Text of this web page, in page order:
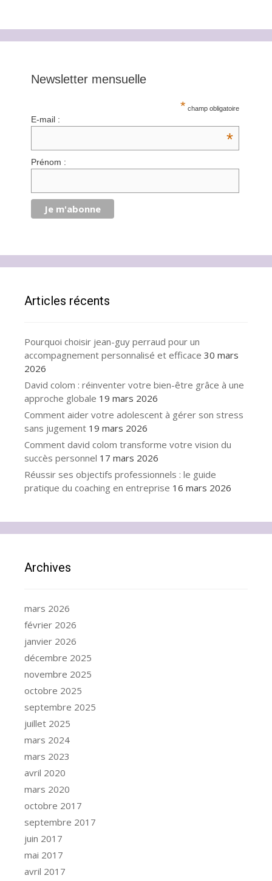
Newsletter mensuelle
* champ obligatoire
E-mail :
*
Prénom :
Articles récents
Pourquoi choisir jean-guy perraud pour un
accompagnement personnalisé et efficace 30 mars
2026
David colom : réinventer votre bien-être grâce à une
approche globale 19 mars 2026
Comment aider votre adolescent à gérer son stress
sans jugement 19 mars 2026
Comment david colom transforme votre vision du
succès personnel 17 mars 2026
Réussir ses objectifs professionnels : le guide
pratique du coaching en entreprise 16 mars 2026
Archives
mars 2026
février 2026
janvier 2026
décembre 2025
novembre 2025
octobre 2025
septembre 2025
juillet 2025
mars 2024
mars 2023
avril 2020
mars 2020
octobre 2017
septembre 2017
juin 2017
mai 2017
avril 2017